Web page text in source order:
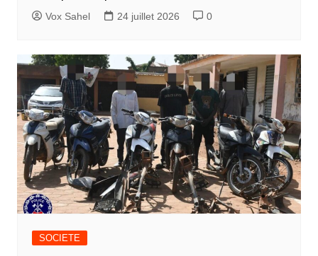
Vox Sahel 24 juillet 2026 0
SOCIETE